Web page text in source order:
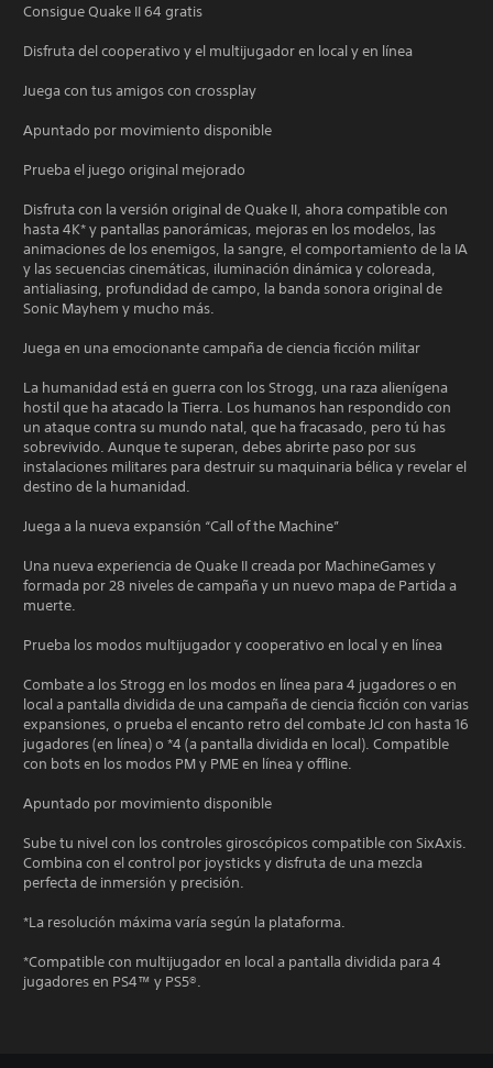
Consigue Quake II 64 gratis
Disfruta del cooperativo y el multijugador en local y en línea
Juega con tus amigos con crossplay
Apuntado por movimiento disponible
Prueba el juego original mejorado
Disfruta con la versión original de Quake II, ahora compatible con
hasta 4K* y pantallas panorámicas, mejoras en los modelos, las
animaciones de los enemigos, la sangre, el comportamiento de la IA
y las secuencias cinemáticas, iluminación dinámica y coloreada,
antialiasing, profundidad de campo, la banda sonora original de
Sonic Mayhem y mucho más.
Juega en una emocionante campaña de ciencia ficción militar
La humanidad está en guerra con los Strogg, una raza alienígena
hostil que ha atacado la Tierra. Los humanos han respondido con
un ataque contra su mundo natal, que ha fracasado, pero tú has
sobrevivido. Aunque te superan, debes abrirte paso por sus
instalaciones militares para destruir su maquinaria bélica y revelar el
destino de la humanidad.
Juega a la nueva expansión “Call of the Machine”
Una nueva experiencia de Quake II creada por MachineGames y
formada por 28 niveles de campaña y un nuevo mapa de Partida a
muerte.
Prueba los modos multijugador y cooperativo en local y en línea
Combate a los Strogg en los modos en línea para 4 jugadores o en
local a pantalla dividida de una campaña de ciencia ficción con varias
expansiones, o prueba el encanto retro del combate JcJ con hasta 16
jugadores (en línea) o *4 (a pantalla dividida en local). Compatible
con bots en los modos PM y PME en línea y offline.
Apuntado por movimiento disponible
Sube tu nivel con los controles giroscópicos compatible con SixAxis.
Combina con el control por joysticks y disfruta de una mezcla
perfecta de inmersión y precisión.
*La resolución máxima varía según la plataforma.
*Compatible con multijugador en local a pantalla dividida para 4
jugadores en PS4™ y PS5®.